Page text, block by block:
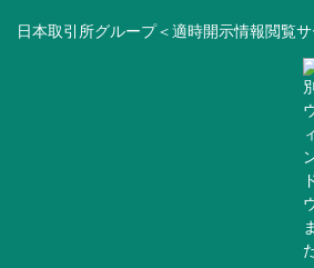
日本取引所グループ＜適時開示情報閲覧サ